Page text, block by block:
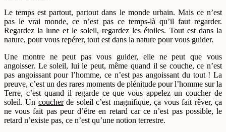
Le temps est partout, partout dans le monde urbain. Mais ce n’est
pas le vrai monde, ce n’est pas ce temps-là qu’il faut regarder.
Regardez la lune et le soleil, regardez les étoiles. Tout est dans la
nature, pour vous repérer, tout est dans la nature pour vous guider.
Une montre ne peut pas vous guider, elle ne peut que vous
angoisser. Le soleil, lui le peut, même quand il se couche, ce n’est
pas angoissant pour l’homme, ce n’est pas angoissant du tout ! La
preuve, c’est un des rares moments de plénitude pour l’homme sur la
Terre, c’est quand il regarde ce que vous appelez un coucher de
soleil. Un coucherde soleil c’est magnifique, ça vous fait rêver, ça
ne vous fait pas peur d’être en retard car ce n’est pas possible, le
retard n’existe pas, ce n’est qu’une notion terrestre.